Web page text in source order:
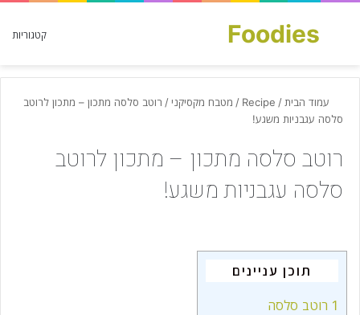
קטגוריות Foodies
חפש עבור
עמוד הבית /
Recipe
/ מטבח מקסיקני / רוטב סלסה מתכון – מתכון לרוטב
סלסה עגבניות משגע!
רוטב סלסה מתכון – מתכון לרוטב
סלסה עגבניות משגע!
תוכן עניינים
1 רוטב סלסה